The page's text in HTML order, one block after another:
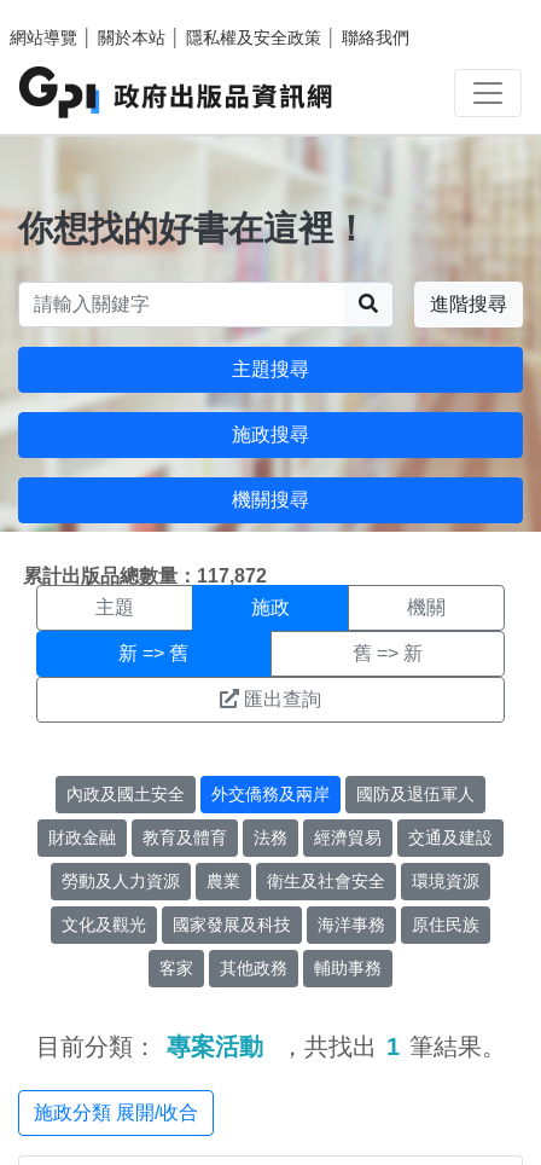
網站導覽
關於本站 隱私權及安全政策 聯絡我們
你想找的好書在這裡！
進階搜尋
主題搜尋
施政搜尋
機關搜尋
累計出版品總數量：117,872
施政搜尋結果頁面
主題 施政 機關
新 => 舊 舊 => 新
匯出查詢
內政及國土安全 外交僑務及兩岸 國防及退伍軍人
財政金融 教育及體育 法務 經濟貿易 交通及建設
勞動及人力資源 農業 衛生及社會安全 環境資源
文化及觀光 國家發展及科技 海洋事務 原住民族
客家 其他政務 輔助事務
目前分類： 專案活動 ，共找出 1 筆結果。
施政分類 展開/收合